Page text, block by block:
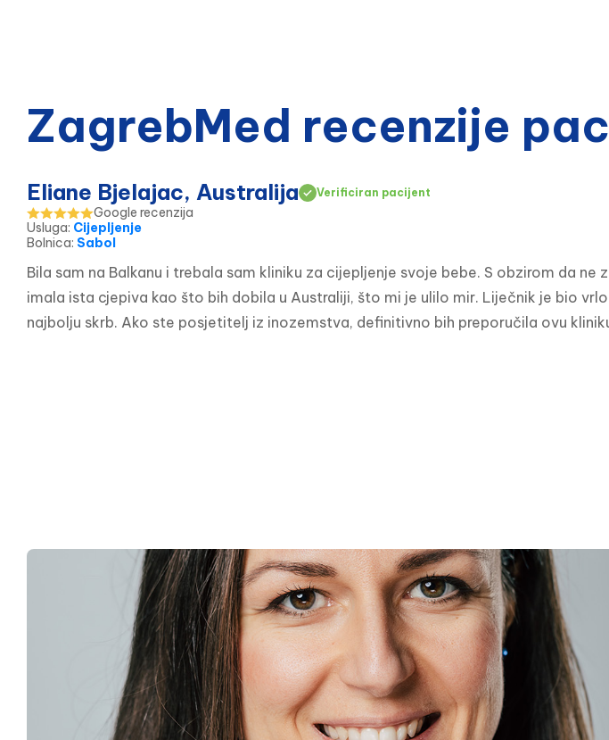
ZagrebMed recenzije
Eliane Bjelajac, Australija Verificiran pacijent
Google recenzija
Usluga: Cijepljenje
Bolnica: Sabol
Bila sam na Balkanu i trebala sam kliniku za cijepljenje svoje bebe. S obzirom da
imala ista cjepiva kao što bih dobila u Australiji, što mi je ulilo mir. Liječnik je bio
najbolju skrb. Ako ste posjetitelj iz inozemstva, definitivno bih preporučila ovu